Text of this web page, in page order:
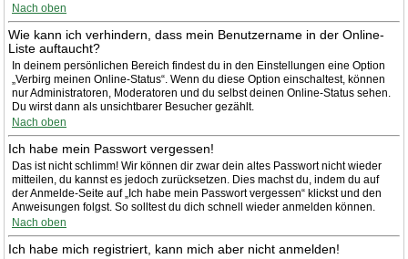
Nach oben
Wie kann ich verhindern, dass mein Benutzername in der Online-
Liste auftaucht?
In deinem persönlichen Bereich findest du in den Einstellungen eine Option
„Verbirg meinen Online-Status“. Wenn du diese Option einschaltest, können
nur Administratoren, Moderatoren und du selbst deinen Online-Status sehen.
Du wirst dann als unsichtbarer Besucher gezählt.
Nach oben
Ich habe mein Passwort vergessen!
Das ist nicht schlimm! Wir können dir zwar dein altes Passwort nicht wieder
mitteilen, du kannst es jedoch zurücksetzen. Dies machst du, indem du auf
der Anmelde-Seite auf „Ich habe mein Passwort vergessen“ klickst und den
Anweisungen folgst. So solltest du dich schnell wieder anmelden können.
Nach oben
Ich habe mich registriert, kann mich aber nicht anmelden!